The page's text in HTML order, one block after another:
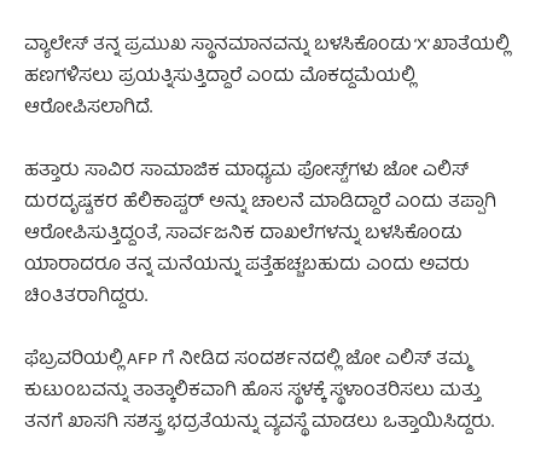
ವ್ಯಾಲೇಸ್ ತನ್ನ ಪ್ರಮುಖ ಸ್ಥಾನಮಾನವನ್ನು ಬಳಸಿಕೊಂಡು ‘X’ ಖಾತೆಯಲ್ಲಿ
ಹಣಗಳಿಸಲು ಪ್ರಯತ್ನಿಸುತ್ತಿದ್ದಾರೆ ಎಂದು ಮೊಕದ್ದಮೆಯಲ್ಲಿ
ಆರೋಪಿಸಲಾಗಿದೆ.
ಹತ್ತಾರು ಸಾವಿರ ಸಾಮಾಜಿಕ ಮಾಧ್ಯಮ ಪೋಸ್ಟ್‌ಗಳು ಜೋ ಎಲಿಸ್
ದುರದೃಷ್ಟಕರ ಹೆಲಿಕಾಪ್ಟರ್ ಅನ್ನು ಚಾಲನೆ ಮಾಡಿದ್ದಾರೆ ಎಂದು ತಪ್ಪಾಗಿ
ಆರೋಪಿಸುತ್ತಿದ್ದಂತೆ, ಸಾರ್ವಜನಿಕ ದಾಖಲೆಗಳನ್ನು ಬಳಸಿಕೊಂಡು
ಯಾರಾದರೂ ತನ್ನ ಮನೆಯನ್ನು ಪತ್ತೆಹಚ್ಚಬಹುದು ಎಂದು ಅವರು
ಚಿಂತಿತರಾಗಿದ್ದರು.
ಫೆಬ್ರವರಿಯಲ್ಲಿ AFP ಗೆ ನೀಡಿದ ಸಂದರ್ಶನದಲ್ಲಿ ಜೋ ಎಲಿಸ್ ತಮ್ಮ
ಕುಟುಂಬವನ್ನು ತಾತ್ಕಾಲಿಕವಾಗಿ ಹೊಸ ಸ್ಥಳಕ್ಕೆ ಸ್ಥಳಾಂತರಿಸಲು ಮತ್ತು
ತನಗೆ ಖಾಸಗಿ ಸಶಸ್ತ್ರ ಭದ್ರತೆಯನ್ನು ವ್ಯವಸ್ಥೆ ಮಾಡಲು ಒತ್ತಾಯಿಸಿದ್ದರು.